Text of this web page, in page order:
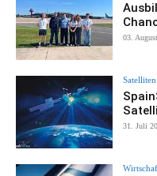
03.
Satelliten
31. Juli